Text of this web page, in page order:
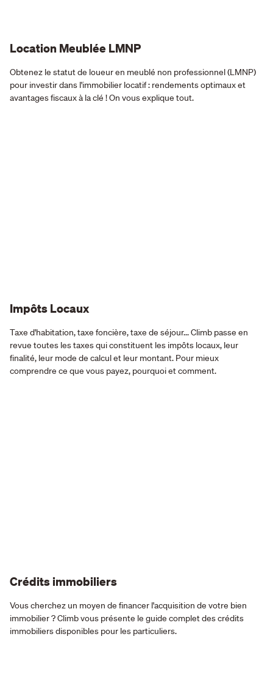
Location Meublée LMNP
Obtenez le statut de loueur en meublé non professionnel (LMNP)
pour investir dans l'immobilier locatif : rendements optimaux et
avantages fiscaux à la clé ! On vous explique tout.
Impôts Locaux
Taxe d'habitation, taxe foncière, taxe de séjour... Climb passe en
revue toutes les taxes qui constituent les impôts locaux, leur
finalité, leur mode de calcul et leur montant. Pour mieux
comprendre ce que vous payez, pourquoi et comment.
Crédits immobiliers
Vous cherchez un moyen de financer l'acquisition de votre bien
immobilier ? Climb vous présente le guide complet des crédits
immobiliers disponibles pour les particuliers.